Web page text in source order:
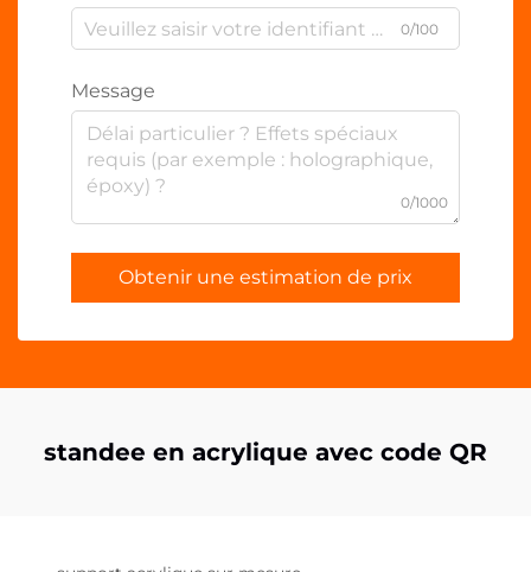
0/100
Message
0/1000
Obtenir une estimation de prix
standee en acrylique avec code QR